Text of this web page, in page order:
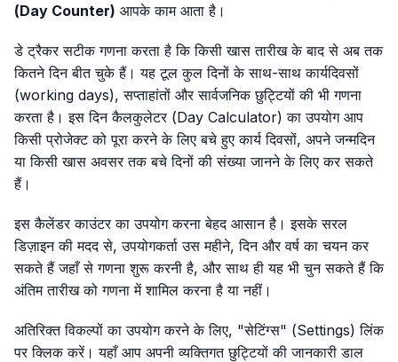
(Day Counter) आपके काम आता है।
डे ट्रैकर सटीक गणना करता है कि किसी खास तारीख के बाद से अब तक
कितने दिन बीत चुके हैं। यह टूल कुल दिनों के साथ-साथ कार्यदिवसों
(working days), सप्ताहांतों और सार्वजनिक छुट्टियों की भी गणना
करता है। इस दिन कैलकुलेटर (Day Calculator) का उपयोग आप
किसी प्रोजेक्ट को पूरा करने के लिए बचे हुए कार्य दिवसों, अपने जन्मदिन
या किसी खास अवसर तक बचे दिनों की संख्या जानने के लिए कर सकते
हैं।
इस कैलेंडर काउंटर का उपयोग करना बेहद आसान है। इसके सरल
डिज़ाइन की मदद से, उपयोगकर्ता उस महीने, दिन और वर्ष का चयन कर
सकते हैं जहाँ से गणना शुरू करनी है, और साथ ही यह भी चुन सकते हैं कि
अंतिम तारीख को गणना में शामिल करना है या नहीं।
अतिरिक्त विकल्पों का उपयोग करने के लिए, "सेटिंग्स" (Settings) लिंक
पर क्लिक करें। यहाँ आप अपनी व्यक्तिगत छुट्टियों की जानकारी डाल